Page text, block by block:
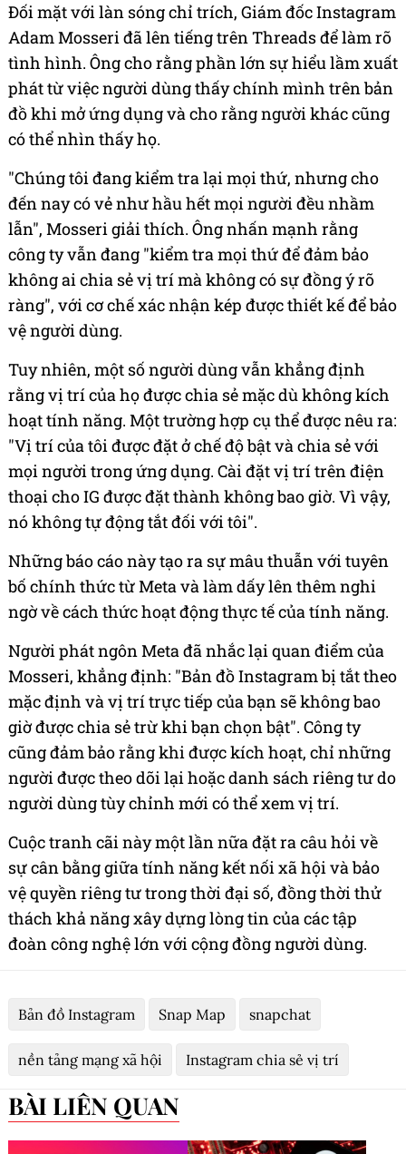
Đối mặt với làn sóng chỉ trích, Giám đốc Instagram
Adam Mosseri đã lên tiếng trên Threads để làm rõ
tình hình. Ông cho rằng phần lớn sự hiểu lầm xuất
phát từ việc người dùng thấy chính mình trên bản
đồ khi mở ứng dụng và cho rằng người khác cũng
có thể nhìn thấy họ.
"Chúng tôi đang kiểm tra lại mọi thứ, nhưng cho
đến nay có vẻ như hầu hết mọi người đều nhầm
lẫn", Mosseri giải thích. Ông nhấn mạnh rằng
công ty vẫn đang "kiểm tra mọi thứ để đảm bảo
không ai chia sẻ vị trí mà không có sự đồng ý rõ
ràng", với cơ chế xác nhận kép được thiết kế để bảo
vệ người dùng.
Tuy nhiên, một số người dùng vẫn khẳng định
rằng vị trí của họ được chia sẻ mặc dù không kích
hoạt tính năng. Một trường hợp cụ thể được nêu ra:
"Vị trí của tôi được đặt ở chế độ bật và chia sẻ với
mọi người trong ứng dụng. Cài đặt vị trí trên điện
thoại cho IG được đặt thành không bao giờ. Vì vậy,
nó không tự động tắt đối với tôi".
Những báo cáo này tạo ra sự mâu thuẫn với tuyên
bố chính thức từ Meta và làm dấy lên thêm nghi
ngờ về cách thức hoạt động thực tế của tính năng.
Người phát ngôn Meta đã nhắc lại quan điểm của
Mosseri, khẳng định: "Bản đồ Instagram bị tắt theo
mặc định và vị trí trực tiếp của bạn sẽ không bao
giờ được chia sẻ trừ khi bạn chọn bật". Công ty
cũng đảm bảo rằng khi được kích hoạt, chỉ những
người được theo dõi lại hoặc danh sách riêng tư do
người dùng tùy chỉnh mới có thể xem vị trí.
Cuộc tranh cãi này một lần nữa đặt ra câu hỏi về
sự cân bằng giữa tính năng kết nối xã hội và bảo
vệ quyền riêng tư trong thời đại số, đồng thời thử
thách khả năng xây dựng lòng tin của các tập
đoàn công nghệ lớn với cộng đồng người dùng.
Bản đồ Instagram Snap Map snapchat
nền tảng mạng xã hội Instagram chia sẻ vị trí
BÀI LIÊN QUAN